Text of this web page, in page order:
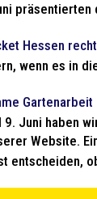
präsentierten
Hessen
wenn es in
9. Juni haben
Website.
entscheiden,